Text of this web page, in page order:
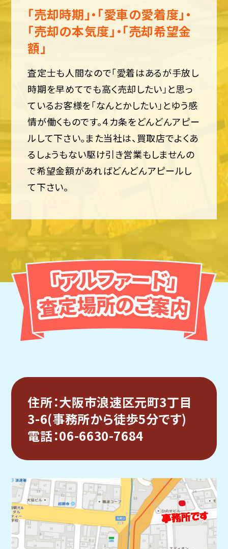
「売却時期」・「愛車の愛着度」・
「売却の本気度」・「売却希望金
額」
査定士も人間なので「愛着はあるが手放し
時期を早めてでも高く売却したい」と思っ
ているお客様を「なんとかしたい」とゆう感
情が働くものです。４カ条をどんどんアピー
ルして下さい。また当社は、買取店でよくあ
るしょうもない駆け引き営業もしませんの
で希望金額があればどんどんアピールし
て下さい。
住所：大阪市浪速区元町3丁目
3-6(事務所から徒歩5分です)
電話：06-6630-7684